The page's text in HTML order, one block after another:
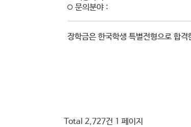
문의분야 :
장학금은 한국학생 특별전형으로 합
Total 2,727건 1 페이지